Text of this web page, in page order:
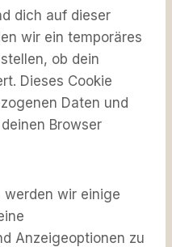
dich auf dieser
wir ein temporäres
ob dein
Dieses Cookie
Daten und
Browser
werden wir einige
Anzeigeoptionen zu